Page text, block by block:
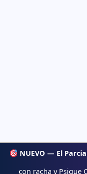
NUEVO — El
con racha y Psique